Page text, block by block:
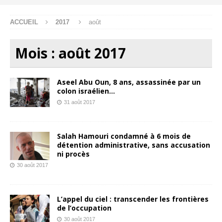
ACCUEIL 2017 août
Mois : août 2017
Aseel Abu Oun, 8 ans, assassinée par un
colon israélien…
31 août 2017
Salah Hamouri condamné à 6 mois de
détention administrative, sans accusation
ni procès
30 août 2017
L’appel du ciel : transcender les frontières
de l’occupation
30 août 2017